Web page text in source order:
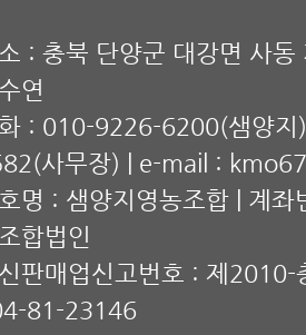
: 충북 단양군 대강면 사
연
: 010-9226-6200(샘양
사무장) | e-mail :
명 : 샘양지영농조합 | 계
합법인
판매업신고번호 : 제
81-23146